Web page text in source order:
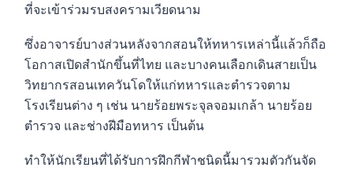
ที่จะเข้าร่วมรบสงครามเวียดนาม
ซึ่งอาจารย์บางส่วนหลังจากสอนให้ทหารเหล่านี้แล้วก็ถือ
โอกาสเปิดสำนักขึ้นที่ไทย และบางคนเลือกเดินสายเป็น
วิทยากรสอนเทควันโดให้แก่ทหารและตำรวจตาม
โรงเรียนต่าง ๆ เช่น นายร้อยพระจุลจอมเกล้า นายร้อย
ตำรวจ และช่างฝีมือทหาร เป็นต้น
ทำให้นักเรียนที่ได้รับการฝึกกีฬาชนิดนี้มารวมตัวกันจัด